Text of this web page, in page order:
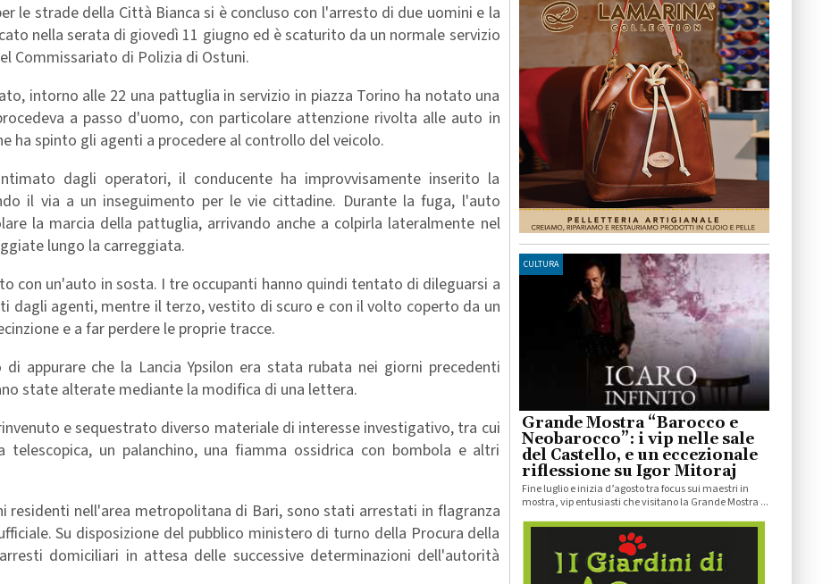
le strade della Città Bianca si è concluso con l'arresto di due uomini e la
nella serata di giovedì 11 giugno ed è scaturito da un normale servizio
Commissariato di Polizia di Ostuni.
intorno alle 22 una pattuglia in servizio in piazza Torino ha notato una
a passo d'uomo, con particolare attenzione rivolta alle auto in
spinto gli agenti a procedere al controllo del veicolo.
dagli operatori, il conducente ha improvvisamente inserito la
il via a un inseguimento per le vie cittadine. Durante la fuga, l'auto
la marcia della pattuglia, arrivando anche a colpirla lateralmente nel
lungo la carreggiata.
con un'auto in sosta. I tre occupanti hanno quindi tentato di dileguarsi a
dagli agenti, mentre il terzo, vestito di scuro e con il volto coperto da un
e a far perdere le proprie tracce.
appurare che la Lancia Ypsilon era stata rubata nei giorni precedenti
state alterate mediante la modifica di una lettera.
e sequestrato diverso materiale di interesse investigativo, tra cui
un palanchino, una fiamma ossidrica con bombola e altri
nell'area metropolitana di Bari, sono stati arrestati in flagranza
Su disposizione del pubblico ministero di turno della Procura della
domiciliari in attesa delle successive determinazioni dell'autorità
CULTURA
Grande Mostra “Barocco e
Neobarocco”: i vip nelle sale
del Castello, e un eccezionale
riflessione su Igor Mitoraj
Fine luglio e inizia d’agosto tra focus sui maestri in
mostra, vip entusiasti che visitano la Grande Mostra ...